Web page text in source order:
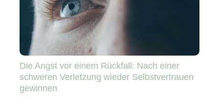
Die Angst vor einem Rückfall: Nach einer
schweren Verletzung wieder Selbstvertrauen
gewinnen